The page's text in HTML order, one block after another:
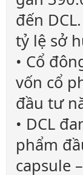
đến
tỷ lệ sở
• Cổ
vốn cổ
đầu tư
• DCL
phẩm
capsule